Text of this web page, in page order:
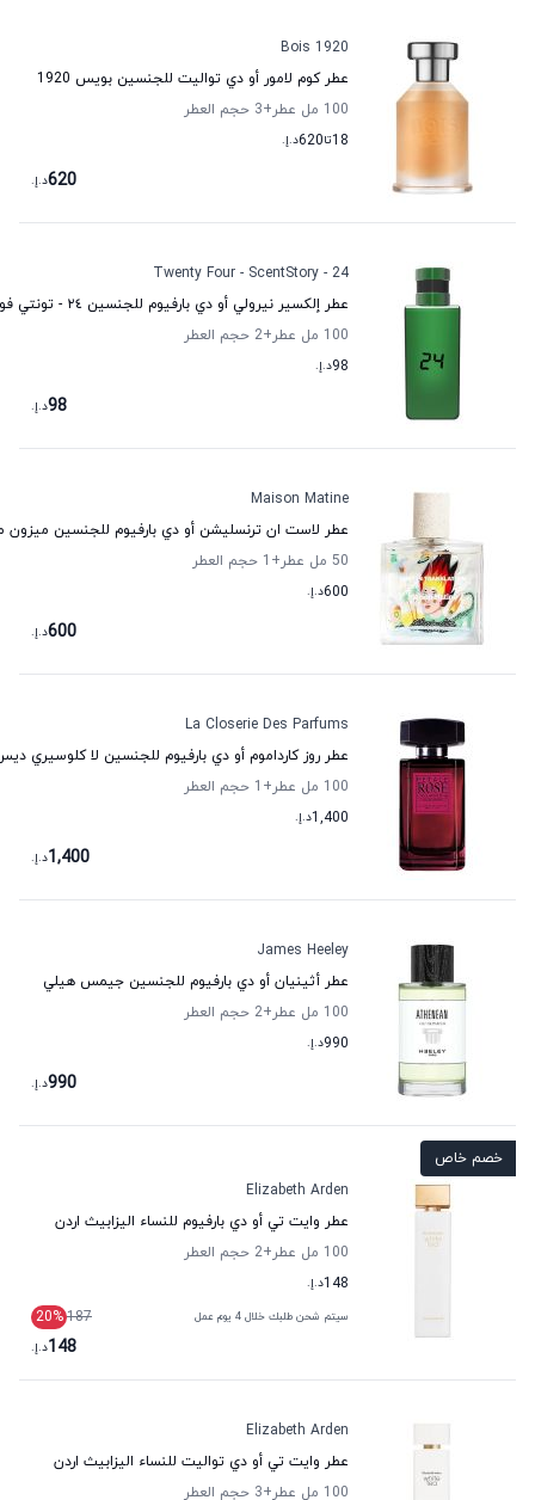
Bois 1920
عطر كوم لامور أو دي تواليت للجنسين بویس 1920
100 مل عطر
+3
حجم العطر
18تا620د.إ.
620د.إ.
24 - Twenty Four - ScentStory
عطر إلكسير نيرولي أو دي بارفيوم للجنسين ٢٤ - تونتي فور - سينت ستوري
100 مل عطر
+2
حجم العطر
98د.إ.
98د.إ.
Maison Matine
عطر لاست ان ترنسليشن أو دي بارفيوم للجنسين ميزون
50 مل عطر
+1
حجم العطر
600د.إ.
600د.إ.
La Closerie Des Parfums
عطر روز كارداموم أو دي بارفيوم للجنسين لا كلوسيري
100 مل عطر
+1
حجم العطر
1,400د.إ.
1,400د.إ.
James Heeley
عطر أثينيان أو دي بارفيوم للجنسين جيمس هيلي
100 مل عطر
+2
حجم العطر
990د.إ.
990د.إ.
خصم خاص
Elizabeth Arden
عطر وايت تي أو دي بارفيوم للنساء اليزابيث اردن
100 مل عطر
+2
حجم العطر
148د.إ.
سيتم شحن طلبك خلال 4 يوم عمل 187
20%
148د.إ.
Elizabeth Arden
عطر وايت تي أو دي تواليت للنساء اليزابيث اردن
100 مل عطر
+3 حجم العطر